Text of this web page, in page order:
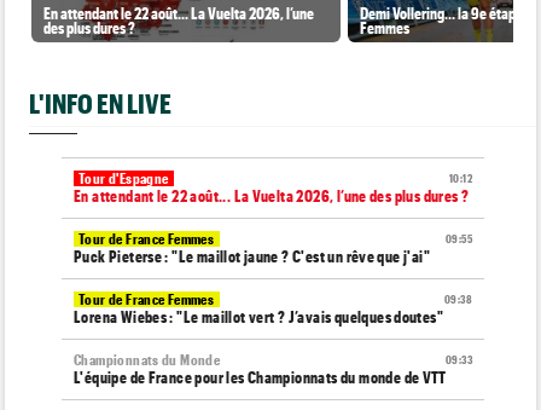
En attendant le 22 août... La Vuelta 2026, l’une
des plus dures ?
Demi Vollering... la 9e étape et
Femmes
L'INFO EN LIVE
10:12
Tour d'Espagne
En attendant le 22 août... La Vuelta 2026, l’une des plus dures ?
09:55
Tour de France Femmes
Puck Pieterse : "Le maillot jaune ? C'est un rêve que j'ai"
09:38
Tour de France Femmes
Lorena Wiebes : "Le maillot vert ? J’avais quelques doutes"
09:33
Championnats du Monde
L'équipe de France pour les Championnats du monde de VTT